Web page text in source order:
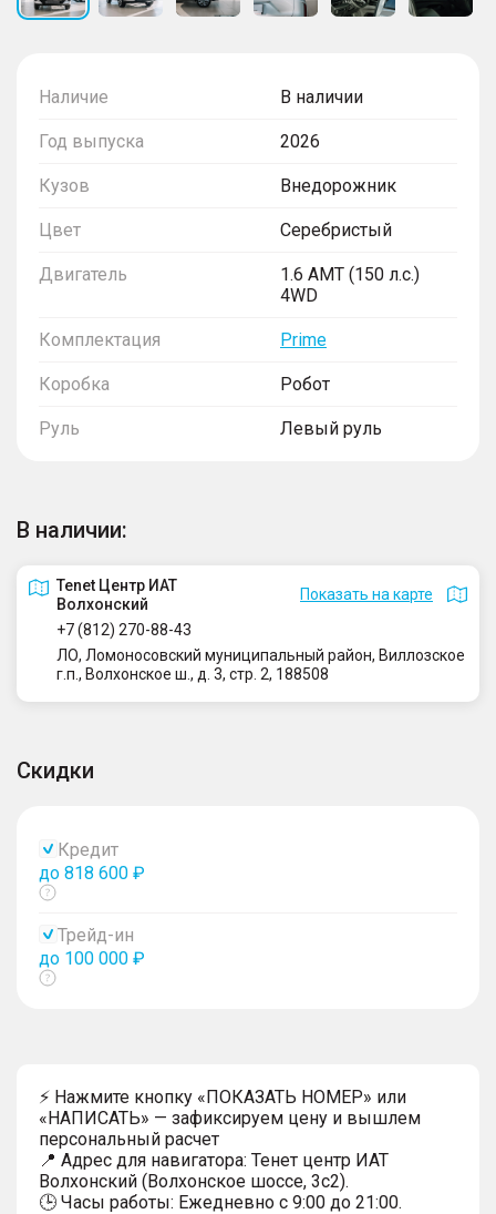
Наличие В наличии
Год выпуска 2026
Кузов Внедорожник
Цвет Серебристый
Двигатель
1.6 AMT (150 л.с.)
4WD
Комплектация Prime
Коробка Робот
Руль Левый руль
В наличии:
Tenet Центр ИАТ
Волхонский
Показать на карте
+7 (812) 270-88-43
ЛО, Ломоносовский муниципальный район, Виллозское
г.п., Волхонское ш., д. 3, стр. 2, 188508
Скидки
Кредит
до 818 600 ₽
Показать
Трейд-ин
до 100 000 ₽
Показать
⚡ Нажмите кнопку «ПОКАЗАТЬ НОМЕР» или
«НАПИСАТЬ» — зафиксируем цену и вышлем
персональный расчет
📍 Адрес для навигатора: Тенет центр ИАТ
Волхонский (Волхонское шоссе, 3с2).
🕒 Часы работы: Ежедневно с 9:00 до 21:00.